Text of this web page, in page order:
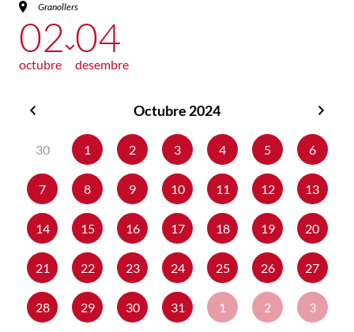
Granollers
02
octubre
04
desembre
Octubre 2024
30
1 2 3 4 5 6
7 8 9 10 11 12 13
14 15 16 17 18 19 20
21 22 23 24 25 26 27
28 29 30 31 1 2 3